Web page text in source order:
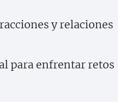
y relaciones
para enfrentar retos